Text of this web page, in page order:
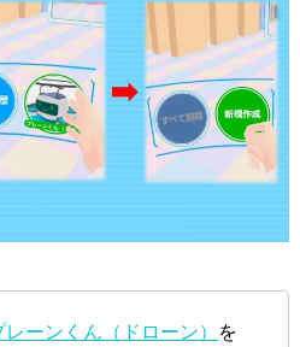
レーンくん（ドローン）
を